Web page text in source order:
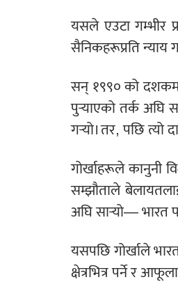
यसले एउटा गम्भीर
सैनिकहरूप्रति न्याय
सन् १९९० को
पुर्‍याएको तर्क अघि
गर्‍यो। तर, पछि त्यो
गोर्खाहरूले कानुनी
सम्झौताले
अघि सार्‍यो—
यसपछि गोर्खाले
क्षेत्रभित्र पर्ने र